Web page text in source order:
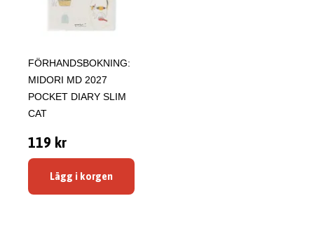
FÖRHANDSBOKNING:
MIDORI MD 2027
POCKET DIARY SLIM
CAT
119 kr
Lägg i korgen